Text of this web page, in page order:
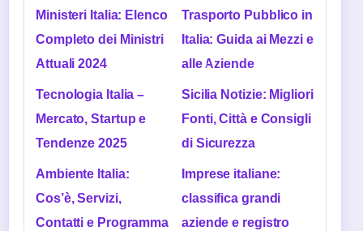
Ministeri Italia: Elenco
Completo dei Ministri
Attuali 2024
Trasporto Pubblico in
Italia: Guida ai Mezzi e
alle Aziende
Tecnologia Italia –
Mercato, Startup e
Tendenze 2025
Sicilia Notizie: Migliori
Fonti, Città e Consigli
di Sicurezza
Ambiente Italia:
Cos’è, Servizi,
Contatti e Programma
Imprese italiane:
classifica grandi
aziende e registro